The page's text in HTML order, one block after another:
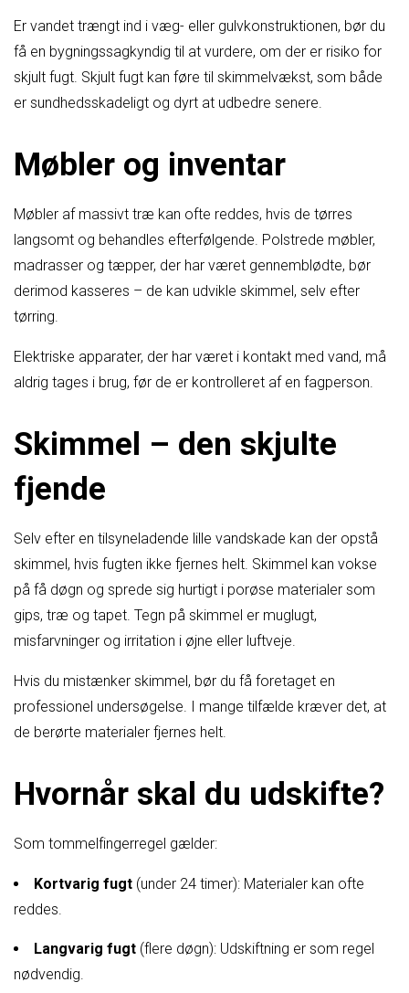
Er vandet trængt ind i væg- eller gulvkonstruktionen, bør du
få en bygningssagkyndig til at vurdere, om der er risiko for
skjult fugt. Skjult fugt kan føre til skimmelvækst, som både
er sundhedsskadeligt og dyrt at udbedre senere.
Møbler og inventar
Møbler af massivt træ kan ofte reddes, hvis de tørres
langsomt og behandles efterfølgende. Polstrede møbler,
madrasser og tæpper, der har været gennemblødte, bør
derimod kasseres – de kan udvikle skimmel, selv efter
tørring.
Elektriske apparater, der har været i kontakt med vand, må
aldrig tages i brug, før de er kontrolleret af en fagperson.
Skimmel – den skjulte
fjende
Selv efter en tilsyneladende lille vandskade kan der opstå
skimmel, hvis fugten ikke fjernes helt. Skimmel kan vokse
på få døgn og sprede sig hurtigt i porøse materialer som
gips, træ og tapet. Tegn på skimmel er muglugt,
misfarvninger og irritation i øjne eller luftveje.
Hvis du mistænker skimmel, bør du få foretaget en
professionel undersøgelse. I mange tilfælde kræver det, at
de berørte materialer fjernes helt.
Hvornår skal du udskifte?
Som tommelfingerregel gælder:
Kortvarig fugt (under 24 timer): Materialer kan ofte
reddes.
Langvarig fugt (flere døgn): Udskiftning er som regel
nødvendig.